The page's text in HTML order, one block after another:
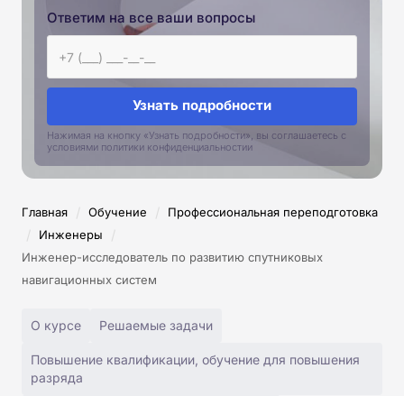
Ответим на все ваши вопросы
Узнать подробности
Нажимая на кнопку «Узнать подробности», вы соглашаетесь с
условиями политики конфиденциальностии
Главная / Обучение / Профессиональная переподготовка
/ Инженеры /
Инженер-исследователь по развитию спутниковых
навигационных систем
О курсе Решаемые задачи
Повышение квалификации, обучение для повышения
разряда